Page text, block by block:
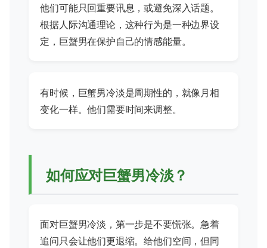
他们可能只回重要讯息，或避免深入话题。
根据人际沟通理论，这种行为是一种边界设
定，巨蟹男在保护自己的情感能量。
有时候，巨蟹男冷淡是周期性的，就像月相
变化一样。他们需要时间来调整。
如何应对巨蟹男冷淡？
面对巨蟹男冷淡，第一步是不要慌张。急着
追问只会让他们更退缩。给他们空间，但同